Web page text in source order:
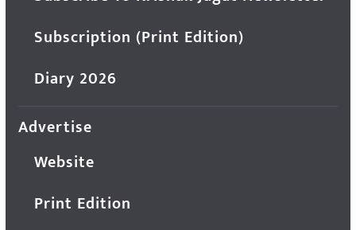
Subscription (Print Edition)
Diary 2026
Advertise
Website
Print Edition